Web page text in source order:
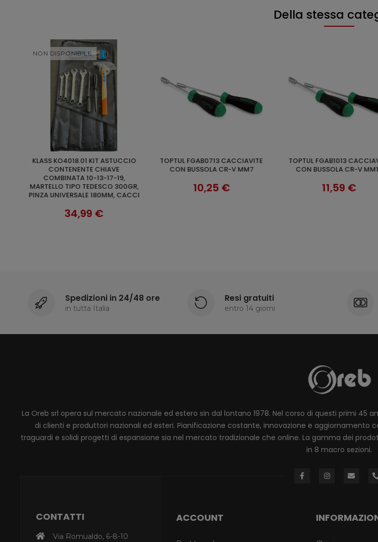
Della stessa
AGGIUNGI AL CARRELLO
TOPTUL FGAB0713 CACCIAVITE
CON BUSSOLA CR-V MM7
10,25 €
AGGIUNGI AL CARRELLO
TOPTUL FGAB1013 CACCIAVITE
CON BUSSOLA CR-V MM10
11,59 €
AGGIUNGI AL
KIT 7 GIRAVITI LAMA E CROCE
KLASS 540S07
13,50 €
Spedizioni in 24/48 ore
in tutta Italia
Resi gratuiti
entro 14 giorni
La Oreb srl opera sul mercato nazionale ed estero sin dal lontano 1978. Nel corso di questi primi
di clienti e produttori nazionali ed esteri. Pianificazione costante, innovazione e
traguardi e solidi progetti di espansione sia nel mercato tradizionale che online. La gamma dei
in 8 macro sezioni.
CONTATTI
Via Romualdo, 6-8-10
ACCOUNT